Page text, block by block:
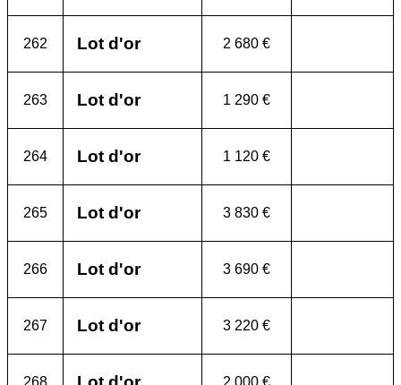
262 Lot d'or 2 680 €
263 Lot d'or 1 290 €
264 Lot d'or 1 120 €
265 Lot d'or 3 830 €
266 Lot d'or 3 690 €
267 Lot d'or 3 220 €
268 2 000 €